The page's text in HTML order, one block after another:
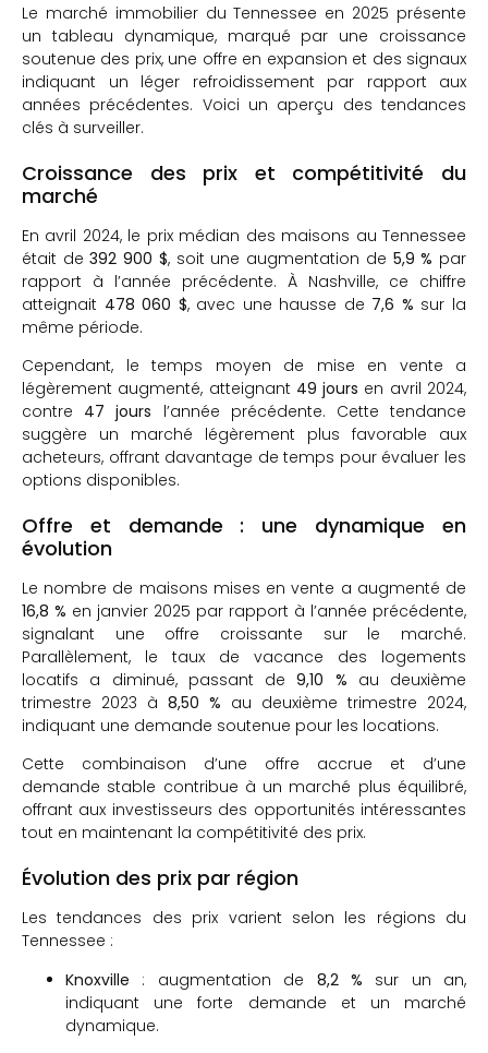
Le marché immobilier du Tennessee en 2025 présente
un tableau dynamique, marqué par une croissance
soutenue des prix, une offre en expansion et des signaux
indiquant un léger refroidissement par rapport aux
années précédentes. Voici un aperçu des tendances
clés à surveiller.
Croissance des prix et compétitivité du
marché
En avril 2024, le prix médian des maisons au Tennessee
était de392 900 $, soit une augmentation de 5,9 % par
rapport à l’année précédente. À Nashville, ce chiffre
atteignait 478 060 $, avec une hausse de 7,6 % sur la
même période.
Cependant, le temps moyen de mise en vente a
légèrement augmenté, atteignant 49 jours en avril 2024,
contre 47 jours l’année précédente. Cette tendance
suggère un marché légèrement plus favorable aux
acheteurs, offrant davantage de temps pour évaluer les
options disponibles.
Offre et demande : une dynamique en
évolution
Le nombre de maisons mises en vente a augmenté de
16,8 % en janvier 2025 par rapport à l’année précédente,
signalant une offre croissante sur le marché.
Parallèlement, le taux de vacance des logements
locatifs a diminué, passant de9,10 % au deuxième
trimestre 2023 à 8,50 % au deuxième trimestre 2024,
indiquant une demande soutenue pour les locations.
Cette combinaison d’une offre accrue et d’une
demande stable contribue à un marché plus équilibré,
offrant aux investisseurs des opportunités intéressantes
tout en maintenant la compétitivité des prix.
Évolution des prix par région
Les tendances des prix varient selon les régions du
Tennessee :
Knoxville : augmentation de 8,2 % sur un an,
indiquant une forte demande et un marché
dynamique.